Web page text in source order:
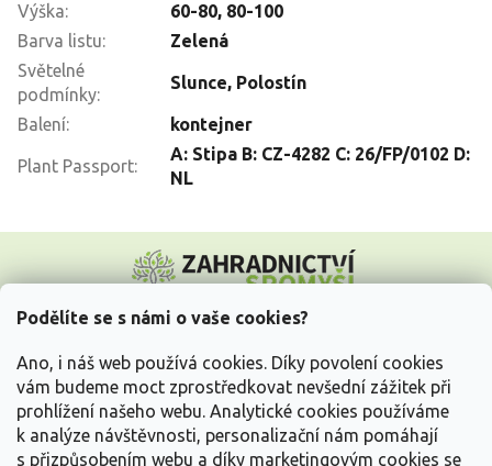
Podělíte se s námi o vaše cookies?
Ano, i náš web používá cookies. Díky povolení cookies
vám budeme moct zprostředkovat nevšední zážitek při
prohlížení našeho webu. Analytické cookies používáme
k analýze návštěvnosti, personalizační nám pomáhají
s přizpůsobením webu a díky marketingovým cookies se
Výška: 60-80, 80-100
Barva listu:
Zelená
Světelné
podmínky:
Slunce, Polostín
Balení: kontejner
Plant Passport:
A: Stipa B: CZ-4282 C: 26/FP/0102 D:
NL
p
Vše o nákupu
Informace pro Vás